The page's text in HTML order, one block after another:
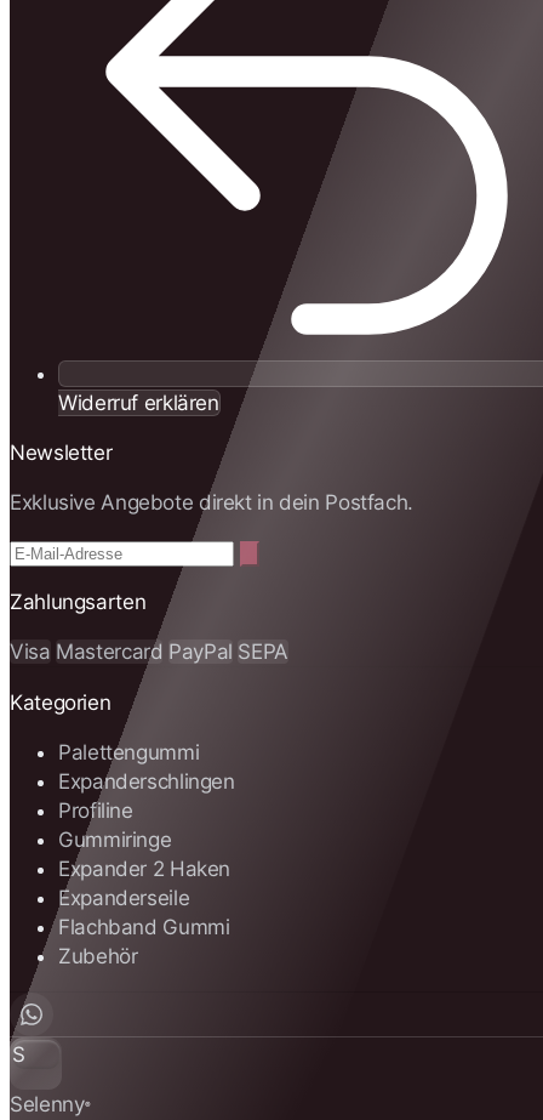
Widerruf erklären
Newsletter
Exklusive Angebote direkt in dein Postfach.
Zahlungsarten
Visa Mastercard PayPal SEPA
Kategorien
Palettengummi
Expanderschlingen
Profiline
Gummiringe
Expander 2 Haken
Expanderseile
Flachband Gummi
Zubehör
S
Selenny®